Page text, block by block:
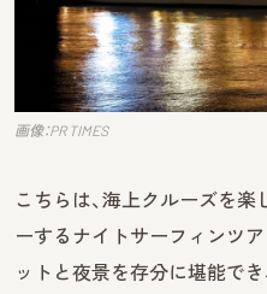
画像：PR TIMES
こちらは、海上クルーズを楽
ーするナイトサーフィンツ
ットと夜景を存分に堪能で